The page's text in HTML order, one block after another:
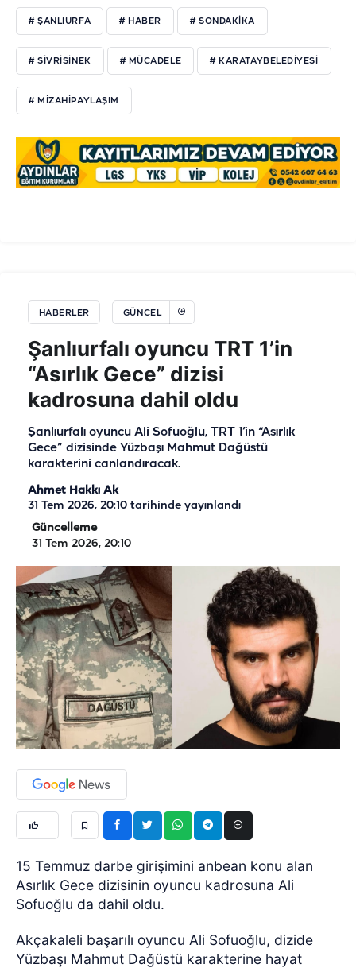
# ŞANLIURFA # HABER # SONDAKIKA
# SIVRISINEK # MÜCADELE # KARATAYBELEDIYESI
# MIZAHIPAYLAŞIM
HABERLER GÜNCEL
Şanlıurfalı oyuncu TRT 1’in
“Asırlık Gece” dizisi
kadrosuna dahil oldu
Şanlıurfalı oyuncu Ali Sofuoğlu, TRT 1’in “Asırlık
Gece” dizisinde Yüzbaşı Mahmut Dağüstü
karakterini canlandıracak.
Ahmet Hakkı Ak
31 Tem 2026, 20:10 tarihinde yayınlandı
Güncelleme
31 Tem 2026, 20:10
15 Temmuz darbe girişimini anbean konu alan
Asırlık Gece dizisinin oyuncu kadrosuna Ali
Sofuoğlu da dahil oldu.
Akçakaleli başarılı oyuncu Ali Sofuoğlu, dizide
Yüzbaşı Mahmut Dağüstü karakterine hayat